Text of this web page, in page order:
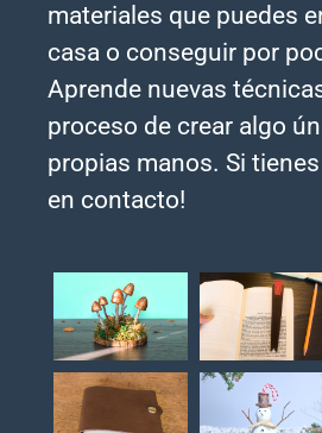
materiales que puedes
casa o conseguir por
Aprende nuevas
proceso de crear algo
propias manos. Si
en contacto!